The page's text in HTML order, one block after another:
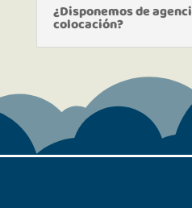
¿Disponemos de
colocación?